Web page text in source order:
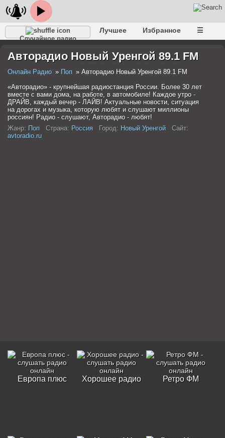
Случайное радио
Лучшее Избранное ☰
Авторадио Новый Уренгой 89.1 FM
Онлайн Радио Поп
Авторадио Новый Уренгой 89.1 FM
«Авторадио» - крупнейшая радиостанция России. Более 30 лет
вместе с вами дома, на работе, в автомобиле! Каждое утро -
ДРАЙВ, каждый вечер - ЛАЙВ! Актуальные новости, ситуация
на дорогах и музыка, которую любят и слушают миллионы
россиян! Радио - слушают, Авторадио - любят!
Жанр: Поп Страна: Россия Город: Новый Уренгой
Сайт:
avtoradio.ru
Европа плюс Хорошее радио Ретро ФМ